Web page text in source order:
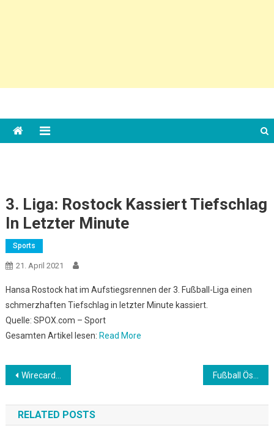
3. Liga: Rostock Kassiert Tiefschlag
In Letzter Minute
Sports
21. April 2021
Hansa Rostock hat im Aufstiegsrennen der 3. Fußball-Liga einen
schmerzhaften Tiefschlag in letzter Minute kassiert.
Quelle: SPOX.com – Sport
Gesamten Artikel lesen: Read More
Beitrags-
Navigation
Wirecard-Skandal: Wer hatte eigentlich Schuld an dem Milliardenbetrug?
RELATED POSTS